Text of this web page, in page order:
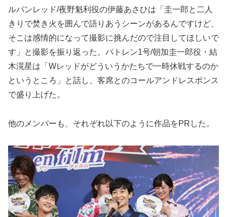
ルパンレッド/夜野魁利役の伊藤あさひは「圭一郎と二人
きりで焚き火を囲んで語りあうシーンがあるんですけど、
そこは感情的になって撮影に挑んだので注目してほしいで
す」と撮影を振り返った。パトレン1号/朝加圭一郎役・結
木滉星は「Wレッドがどういうかたちで一時休戦するのか
というところ」と話し、客席とのコールアンドレスポンス
で盛り上げた。
他のメンバーも、それぞれ以下のように作品をPRした。